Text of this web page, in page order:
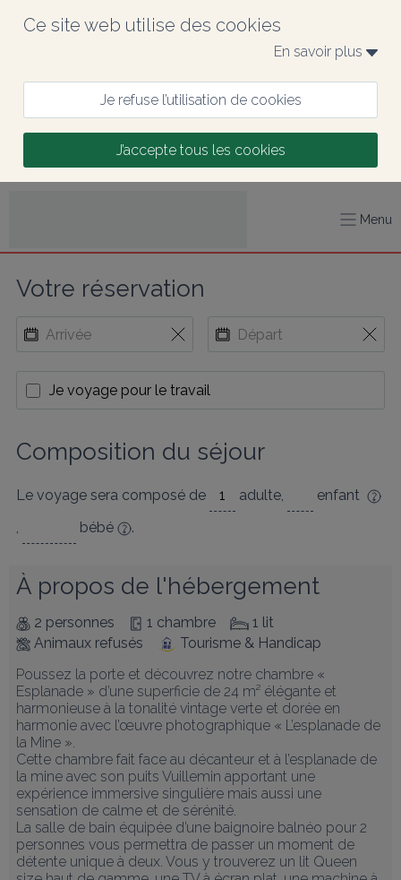
Ce site web utilise des cookies
En savoir plus
Je refuse l’utilisation de cookies
J’accepte tous les cookies
Menu
Votre réservation
Je voyage pour le travail
Composition du séjour
Le voyage sera composé de adulte,
enfant
,
bébé .
À propos de l'hébergement
2 personnes 1 chambre
1 lit
Animaux refusés
Tourisme & Handicap
Poussez la porte et découvrez notre chambre «
Esplanade » d’une superficie de 24 m² élégante et
harmonieuse à la tonalité vintage verte et dorée en
harmonie avec l’œuvre photographique « L’esplanade de
la Mine ».
Cette chambre fait face au décanteur et à l’esplanade de
la mine avec son puits Vuillemin apportant une
expérience immersive singulière mais aussi une
sensation de calme et de sérénité.
La salle de bain équipée d’une baignoire balnéo pour 2
personnes vous permettra de passer un moment de
détente unique à deux. Vous y trouverez un lit Queen